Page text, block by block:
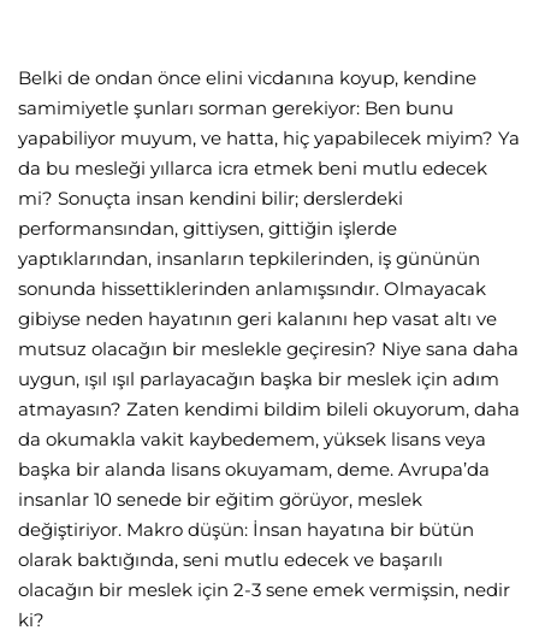
Belki de ondan önce elini vicdanına koyup, kendine
samimiyetle şunları sorman gerekiyor: Ben bunu
yapabiliyor muyum, ve hatta, hiç yapabilecek miyim? Ya
da bu mesleği yıllarca icra etmek beni mutlu edecek
mi? Sonuçta insan kendini bilir; derslerdeki
performansından, gittiysen, gittiğin işlerde
yaptıklarından, insanların tepkilerinden, iş gününün
sonunda hissettiklerinden anlamışsındır. Olmayacak
gibiyse neden hayatının geri kalanını hep vasat altı ve
mutsuz olacağın bir meslekle geçiresin? Niye sana daha
uygun, ışıl ışıl parlayacağın başka bir meslek için adım
atmayasın? Zaten kendimi bildim bileli okuyorum, daha
da okumakla vakit kaybedemem, yüksek lisans veya
başka bir alanda lisans okuyamam, deme. Avrupa’da
insanlar 10 senede bir eğitim görüyor, meslek
değiştiriyor. Makro düşün: İnsan hayatına bir bütün
olarak baktığında, seni mutlu edecek ve başarılı
olacağın bir meslek için 2-3 sene emek vermişsin, nedir
ki?